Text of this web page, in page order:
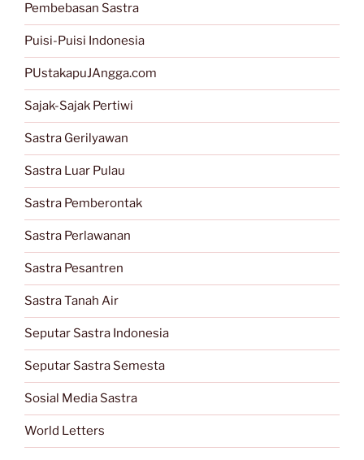
Pembebasan Sastra
Puisi-Puisi Indonesia
PUstakapuJAngga.com
Sajak-Sajak Pertiwi
Sastra Gerilyawan
Sastra Luar Pulau
Sastra Pemberontak
Sastra Perlawanan
Sastra Pesantren
Sastra Tanah Air
Seputar Sastra Indonesia
Seputar Sastra Semesta
Sosial Media Sastra
World Letters